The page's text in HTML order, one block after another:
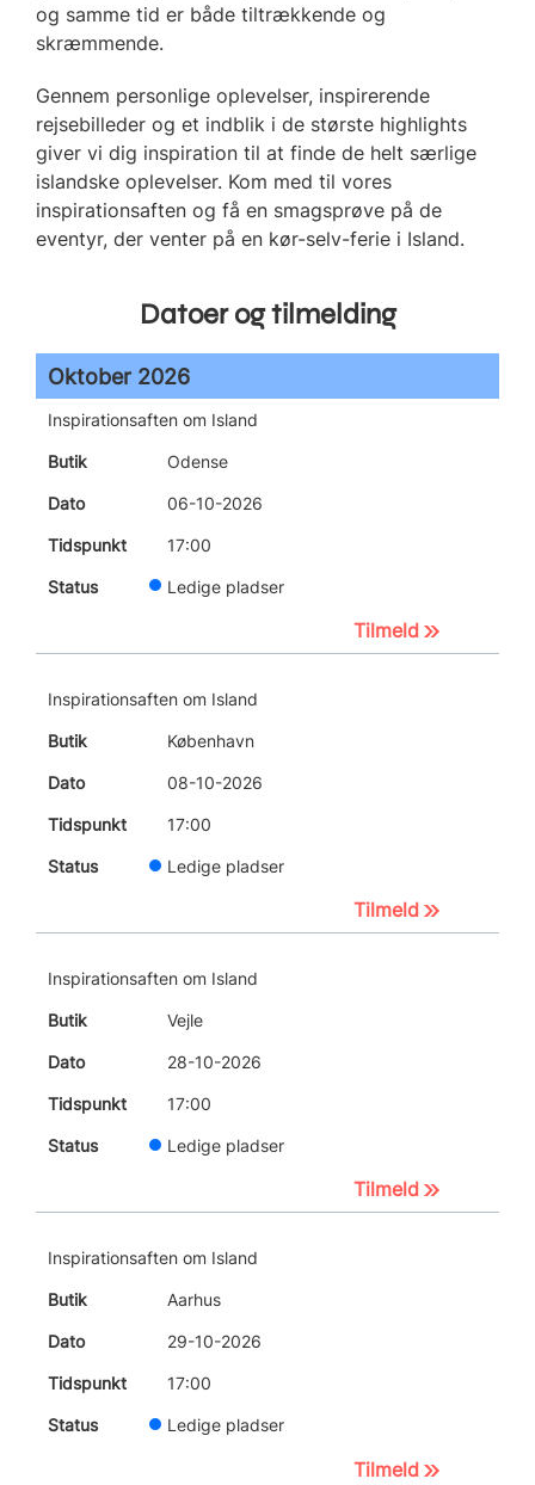
og samme tid er både tiltrækkende og
skræmmende.
Gennem personlige oplevelser, inspirerende
rejsebilleder og et indblik i de største highlights
giver vi dig inspiration til at finde de helt særlige
islandske oplevelser. Kom med til vores
inspirationsaften og få en smagsprøve på de
eventyr, der venter på en kør-selv-ferie i Island.
Datoer og tilmelding
Oktober 2026
Inspirationsaften om Island
Odense
06-10-2026
17:00
Ledige pladser
Tilmeld
Inspirationsaften om Island
København
08-10-2026
17:00
Ledige pladser
Tilmeld
Inspirationsaften om Island
Vejle
28-10-2026
17:00
Ledige pladser
Tilmeld
Inspirationsaften om Island
Aarhus
29-10-2026
17:00
Ledige pladser
Tilmeld